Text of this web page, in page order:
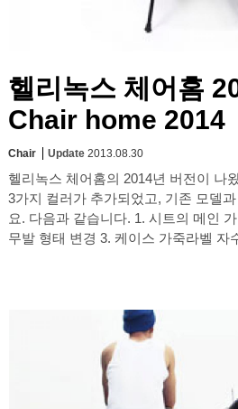
헬리녹스 체어홈
Chair home 2014
Chair Update 2013.08.30
헬리녹스 체어홈의 2014년 버전이 나
3가지 컬러가 추가되었고, 기존 모델
요. 다음과 같습니다. 1. 시트의 메인 가죽라벨 변경 2. 체어의 고
무발 형태 변경 3. 케이스 가죽라벨 자